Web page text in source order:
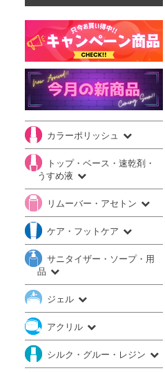
カラーポリッシュ
トップ・ベース・速乾剤・
うすめ液
リムーバー・アセトン
ケア・フットケア
サニタイザー・ソープ・用
品
ジェル
アクリル
シルク・グルー・レジン